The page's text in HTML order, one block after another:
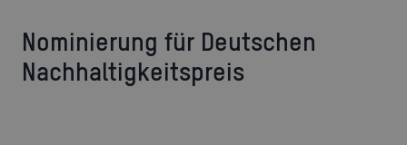
Nominierung für Deutschen
Nachhaltigkeitspreis